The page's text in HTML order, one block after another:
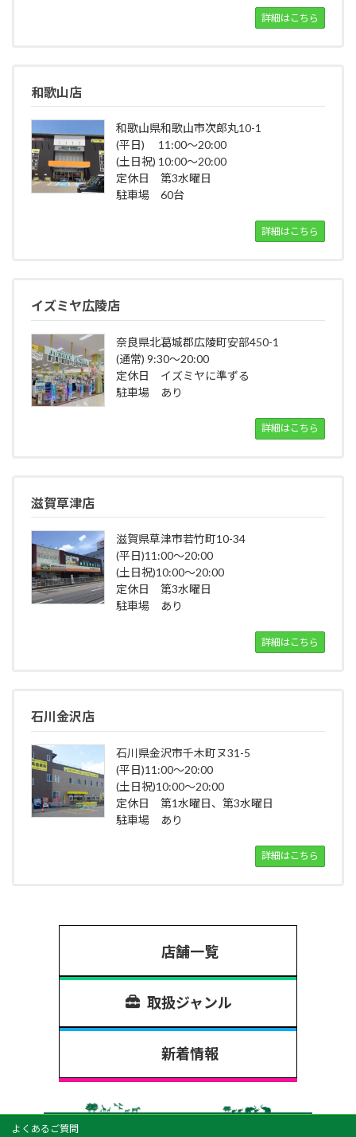
詳細はこちら
和歌山店
和歌山県和歌山市次郎丸10-1
(平日) 11:00～20:00
(土日祝) 10:00～20:00
定休日 第3水曜日
駐車場 60台
詳細はこちら
イズミヤ広陵店
奈良県北葛城郡広陵町安部450-1
(通常) 9:30～20:00
定休日 イズミヤに準ずる
駐車場 あり
詳細はこちら
滋賀草津店
滋賀県草津市若竹町10-34
(平日)11:00～20:00
(土日祝)10:00～20:00
定休日 第3水曜日
駐車場 あり
詳細はこちら
石川金沢店
石川県金沢市千木町ヌ31-5
(平日)11:00～20:00
(土日祝)10:00～20:00
定休日 第1水曜日、第3水曜日
駐車場 あり
詳細はこちら
店舗一覧
取扱ジャンル
新着情報
よくあるご質問